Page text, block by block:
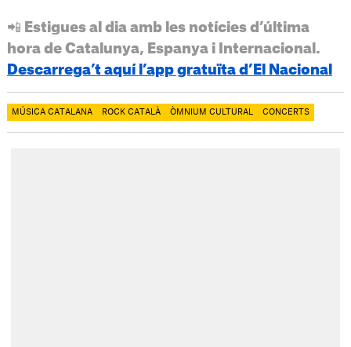
📲 Estigues al dia amb les notícies d’última
hora de Catalunya, Espanya i Internacional.
Descarrega’t aquí l’app gratuïta d’El Nacional
MÚSICA CATALANA ROCK CATALÀ ÒMNIUM CULTURAL CONCERTS